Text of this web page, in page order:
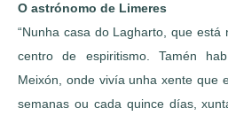
O astrónomo de Limeres
“Nunha casa do Lagharto, que
centro de espiritismo. Tamén
Meixón, onde vivía unha xente que
semanas ou cada quince días,